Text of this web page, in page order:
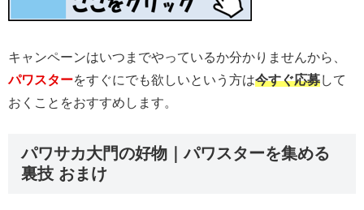
キャンペーンはいつまでやっているか分かりませんから、
パワスターをすぐにでも欲しいという方は今すぐ応募して
おくことをおすすめします。
パワサカ大門の好物｜パワスターを集める
裏技 おまけ